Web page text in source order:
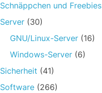
Schnäppchen und Freebies
Server (30)
GNU/Linux-Server (16)
Windows-Server (6)
Sicherheit (41)
Software (266)